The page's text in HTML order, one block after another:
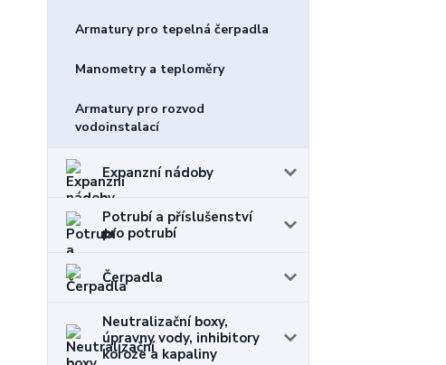
Armatury pro tepelná čerpadla
Manometry a teploměry
Armatury pro rozvod
vodoinstalací
Expanzní nádoby
Potrubí a příslušenství
pro potrubí
Čerpadla
Neutralizační boxy,
úpravny vody, inhibitory
koroze a kapaliny